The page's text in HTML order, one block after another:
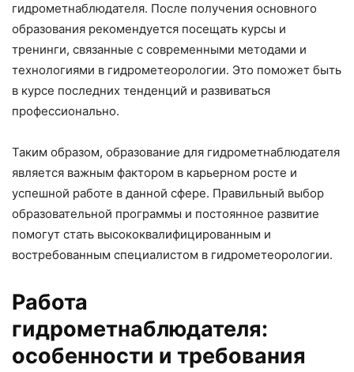
гидрометнаблюдателя. После получения основного
образования рекомендуется посещать курсы и
тренинги, связанные с современными методами и
технологиями в гидрометеорологии. Это поможет быть
в курсе последних тенденций и развиваться
профессионально.
Таким образом, образование для гидрометнаблюдателя
является важным фактором в карьерном росте и
успешной работе в данной сфере. Правильный выбор
образовательной программы и постоянное развитие
помогут стать высококвалифицированным и
востребованным специалистом в гидрометеорологии.
Работа
гидрометнаблюдателя:
особенности и требования